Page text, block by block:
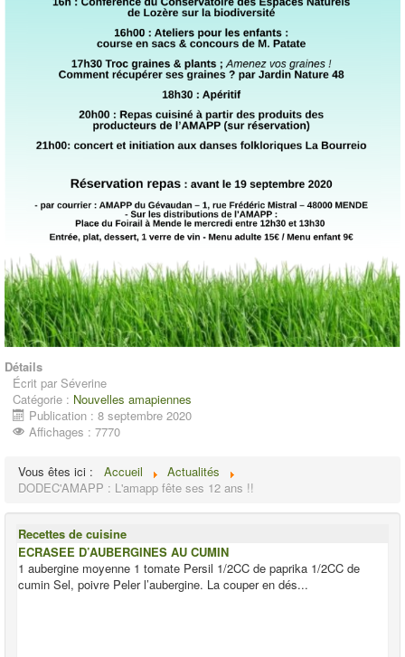
Détails
Écrit par Séverine
Catégorie : Nouvelles amapiennes
Publication : 8 septembre 2020
Affichages : 7770
Vous êtes ici : Accueil
Actualités
DODEC'AMAPP : L'amapp fête ses 12 ans !!
Recettes de cuisine
ECRASEE D’AUBERGINES AU CUMIN
1 aubergine moyenne 1 tomate Persil 1/2CC de paprika 1/2CC de
cumin Sel, poivre Peler l’aubergine. La couper en dés...